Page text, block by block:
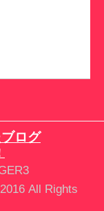
ログ
All Rights